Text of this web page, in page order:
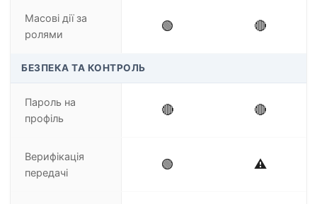
Масові дії за
ролями
🟢 🔴
БЕЗПЕКА ТА КОНТРОЛЬ
Пароль на
профіль
🔴 🔴
Верифікація
передачі
🟢 ⚠️